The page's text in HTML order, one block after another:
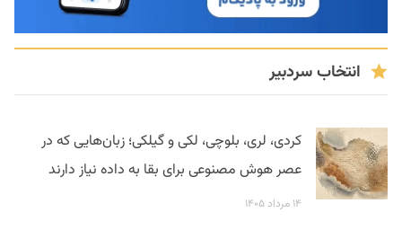
انتخاب سردبیر
کردی، لری، بلوچی، لکی و گیلکی؛ زبان‌هایی که در
عصر هوش مصنوعی برای بقا به داده نیاز دارند
۱۴ مرداد ۱۴۰۵